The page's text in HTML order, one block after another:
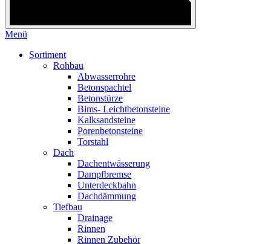
Menü
Sortiment
Rohbau
Abwasserrohre
Betonspachtel
Betonstürze
Bims- Leichtbetonsteine
Kalksandsteine
Porenbetonsteine
Torstahl
Dach
Dachentwässerung
Dampfbremse
Unterdeckbahn
Dachdämmung
Tiefbau
Drainage
Rinnen
Rinnen Zubehör